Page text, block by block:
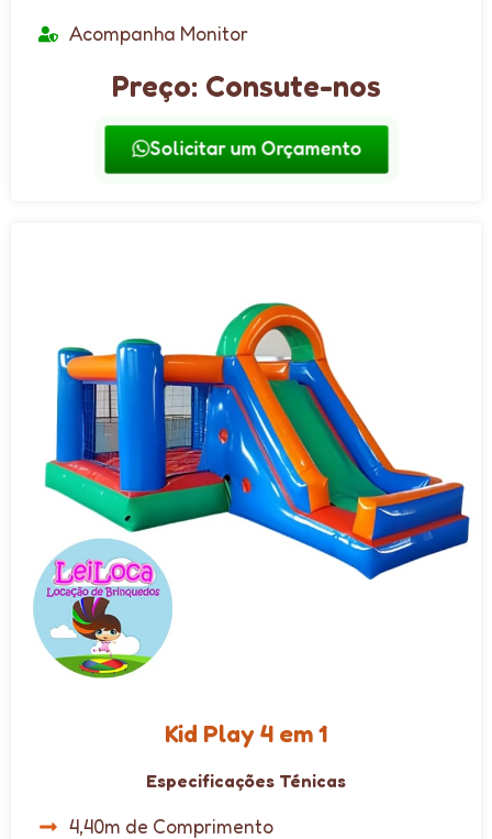
Acompanha Monitor
Preço: Consute-nos
Solicitar um Orçamento
Kid Play 4 em 1
Especificações Ténicas
4,40m de Comprimento